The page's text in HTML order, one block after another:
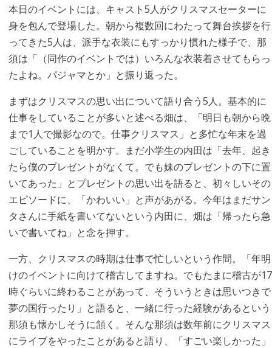
本日のイベントには、キャスト5人がクリスマスセーターに
身を包んで登場した。朝から複数回にわたって舞台挨拶を行
ってきた5人は、派手な衣装にもすっかり慣れた様子で、那
須は「（同作のイベントでは）いろんな衣装着させてもらっ
たよね。パジャマとか」と振り返った。
まずはクリスマスの思い出について語り合う5人。基本的に
仕事をしていることが多いと述べる畑は、「明日も朝から晩
まで1人で撮影なので。仕事クリスマス」と多忙な年末を過
ごしていることを明かす。まだ小学生の内田は「去年、起き
たら僕のプレゼントがなくて。でも妹のプレゼントの下に置
いてあった」とプレゼントの思い出を語ると、初々しいその
エピソードに、「かわいい」と声があがる。今年はまだサン
タさんに手紙を書いてないという内田に、畑は「帰ったら急
いで書いてね」と念を押す。
一方、クリスマスの時期は仕事で忙しいという作間。「年明
けのイベントに向けて稽古してますね。でもたまに稽古が17
時ぐらいに終わることがあって、そういうときは思いつきで
夢の国行ったり」と語ると、一緒に行った経験があるという
那須も懐かしそうに頷く。そんな那須は数年前にクリスマス
にライブをやったことがあると語り、「すごい楽しかった」